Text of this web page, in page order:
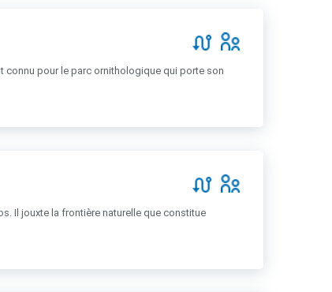
connu pour le parc ornithologique qui porte son
Il jouxte la frontière naturelle que constitue